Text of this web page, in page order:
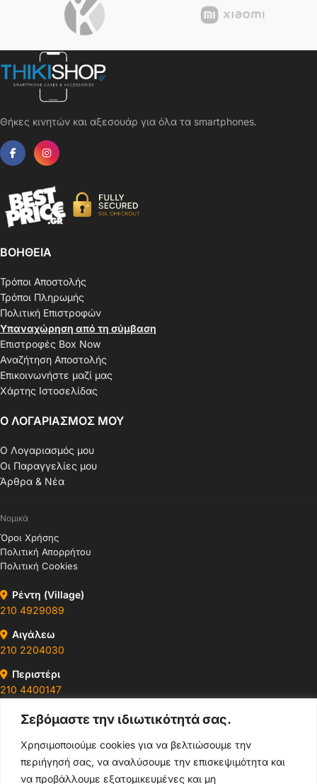
Σεβόμαστε την ιδιωτικότητά σας.
Χρησιμοποιούμε cookies για να βελτιώσουμε την
περιήγησή σας, να αναλύσουμε την επισκεψιμότητα και
να προβάλλουμε εξατομικευμένες και μη
Θήκες κινητών και αξεσουάρ για όλα τα smartphones.
ΒΟΗΘΕΙΑ
Τρόποι Αποστολής
Τρόποι Πληρωμής
Πολιτική Επιστροφών
Υπαναχώρηση από τη σύμβαση
Επιστροφές Box Now
Αναζήτηση Αποστολής
Επικοινωνήστε μαζί μας
Χάρτης Ιστοσελίδας
Ο ΛΟΓΑΡΙΑΣΜΟΣ ΜΟΥ
Ο Λογαριασμός μου
Οι Παραγγελίες μου
Άρθρα & Νέα
Νομικά
Όροι Χρήσης
Πολιτική Απορρήτου
Πολιτική Cookies
Ρέντη (Village)
210 4929089
Αιγάλεω
210 2204030
Περιστέρι
210 4400147
Ωράρια & Διευθύνσεις →
210 4929089